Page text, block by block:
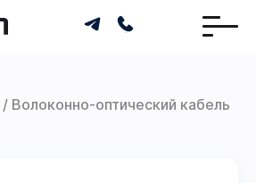
Волоконно-оптический кабель